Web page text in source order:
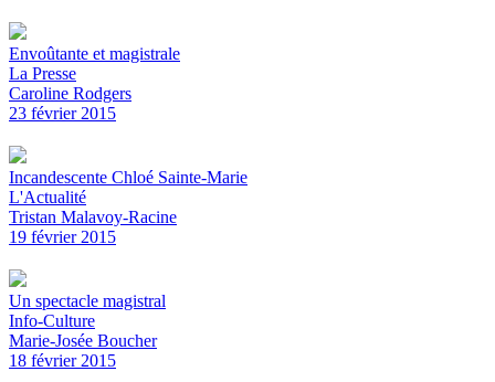
Envoûtante et magistrale
La Presse
Caroline Rodgers
23 février 2015
Incandescente Chloé Sainte-Marie
L'Actualité
Tristan Malavoy-Racine
19 février 2015
Un spectacle magistral
Info-Culture
Marie-Josée Boucher
18 février 2015